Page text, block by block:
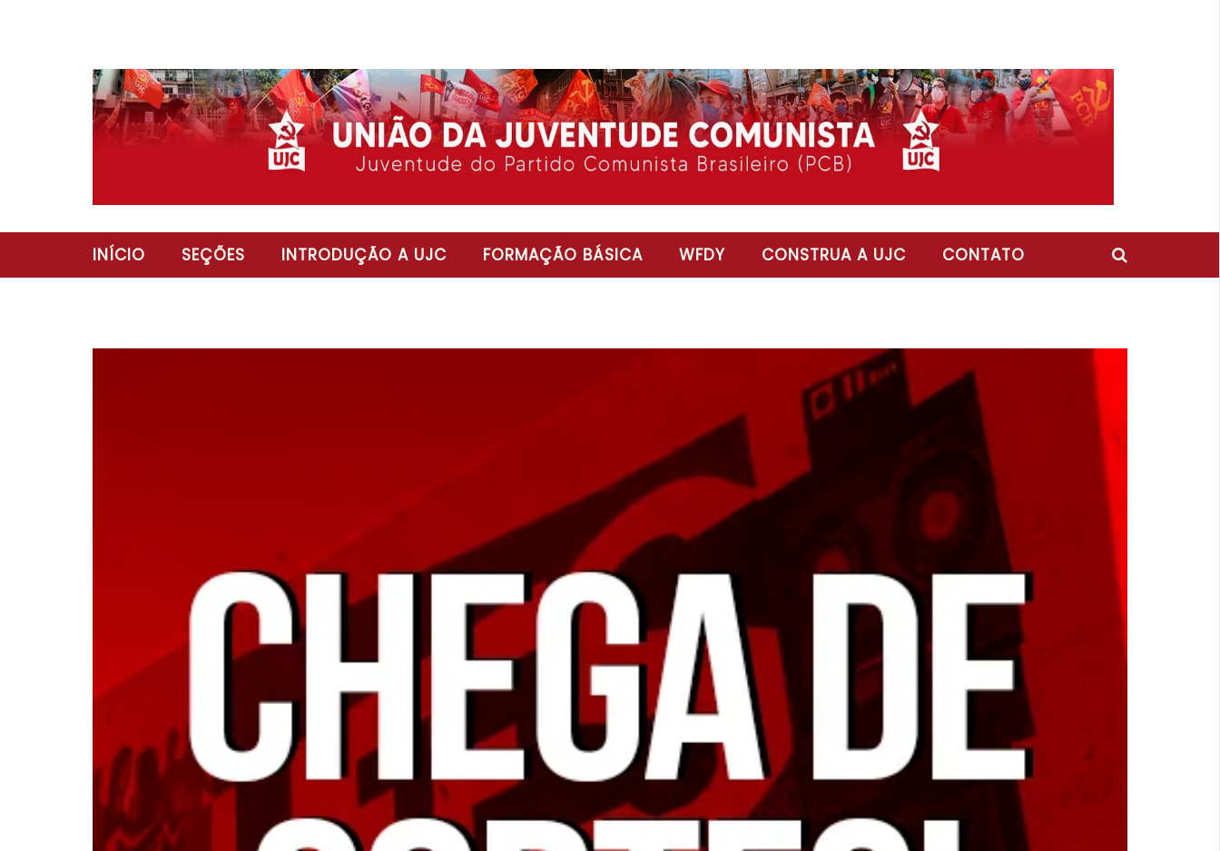
INÍCIO SEÇÕES INTRODUÇÃO A UJC FORMAÇÃO BÁSICA WFDY CONSTRUA A UJC CONTATO